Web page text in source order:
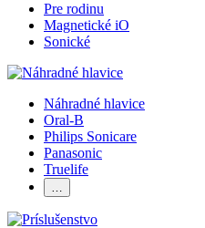
Pre rodinu
Magnetické iO
Sonické
Náhradné hlavice
Oral-B
Philips Sonicare
Panasonic
Truelife
…